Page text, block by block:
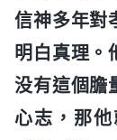
信神多年對
明白真理。
没有這個膽
心志，那